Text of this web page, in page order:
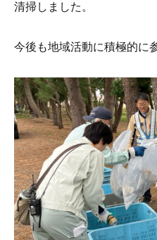
清掃しました。
今後も地域活動に積極的に